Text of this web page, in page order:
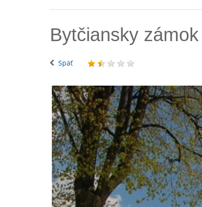
Bytčiansky zámok
Späť